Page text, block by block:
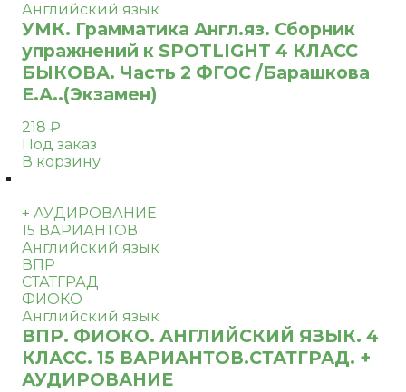
Английский язык
УМК. Грамматика Англ.яз. Сборник
упражнений к SPOTLIGHT 4 КЛАСС
БЫКОВА. Часть 2 ФГОС /Барашкова
Е.А..(Экзамен)
218 ₽
Под заказ
В корзину
+ АУДИРОВАНИЕ
15 ВАРИАНТОВ
Английский язык
ВПР
СТАТГРАД
ФИОКО
Английский язык
ВПР. ФИОКО. АНГЛИЙСКИЙ ЯЗЫК. 4
КЛАСС. 15 ВАРИАНТОВ.СТАТГРАД. +
АУДИРОВАНИЕ